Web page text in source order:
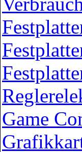
Game